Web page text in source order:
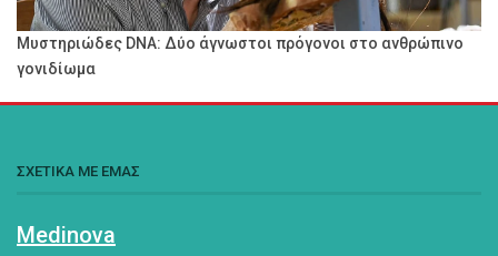
Μυστηριώδες DNA: Δύο άγνωστοι πρόγονοι στο ανθρώπινο
γονιδίωμα
ΣΧΕΤΙΚΑ ΜΕ ΕΜΑΣ
Medinova